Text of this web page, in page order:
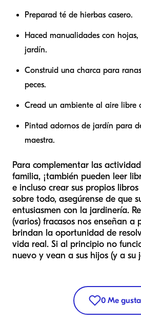
Preparad té de hierbas casero.
Haced manualidades con hojas,
jardín.
Construid una charca para
peces.
Cread un ambiente al aire libre
Pintad adornos de jardín para
maestra.
Para complementar las
familia, ¡también pueden leer
e incluso crear sus propios
sobre todo, asegúrense de que
entusiasmen con la jardinería.
(varios) fracasos nos enseñan a
brindan la oportunidad de
vida real. Si al principio no
nuevo y vean a sus hijos (y a su
0 Me gusta